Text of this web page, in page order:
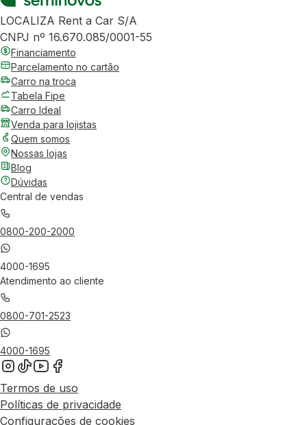
LOCALIZA Rent a Car S/A
CNPJ nº 16.670.085/0001-55
Financiamento
Parcelamento no cartão
Carro na troca
Tabela Fipe
Carro Ideal
Venda para lojistas
Quem somos
Nossas lojas
Blog
Dúvidas
Central de vendas
0800-200-2000
4000-1695
Atendimento ao cliente
0800-701-2523
4000-1695
Termos de uso
Políticas de privacidade
Configurações de cookies